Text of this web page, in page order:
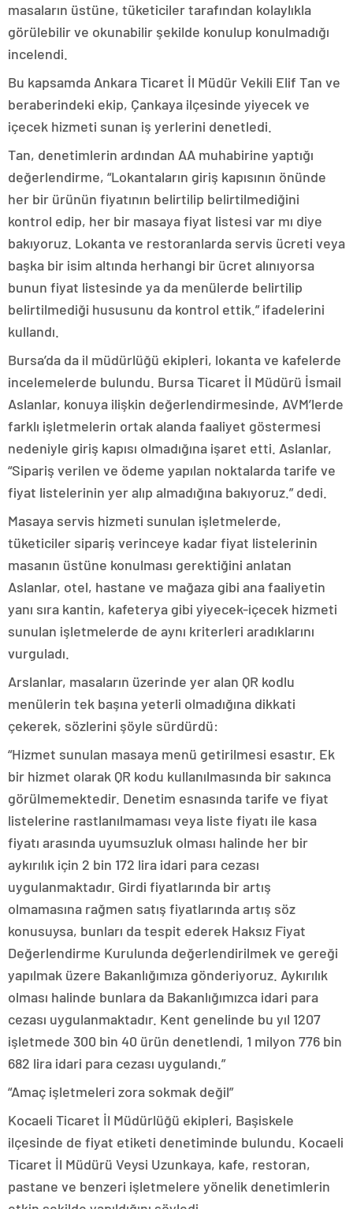
masaların üstüne, tüketiciler tarafından kolaylıkla
görülebilir ve okunabilir şekilde konulup konulmadığı
incelendi.
Bu kapsamda Ankara Ticaret İl Müdür Vekili Elif Tan ve
beraberindeki ekip, Çankaya ilçesinde yiyecek ve
içecek hizmeti sunan iş yerlerini denetledi.
Tan, denetimlerin ardından AA muhabirine yaptığı
değerlendirme, “Lokantaların giriş kapısının önünde
her bir ürünün fiyatının belirtilip belirtilmediğini
kontrol edip, her bir masaya fiyat listesi var mı diye
bakıyoruz. Lokanta ve restoranlarda servis ücreti veya
başka bir isim altında herhangi bir ücret alınıyorsa
bunun fiyat listesinde ya da menülerde belirtilip
belirtilmediği hususunu da kontrol ettik.” ifadelerini
kullandı.
Bursa’da da il müdürlüğü ekipleri, lokanta ve kafelerde
incelemelerde bulundu. Bursa Ticaret İl Müdürü İsmail
Aslanlar, konuya ilişkin değerlendirmesinde, AVM’lerde
farklı işletmelerin ortak alanda faaliyet göstermesi
nedeniyle giriş kapısı olmadığına işaret etti. Aslanlar,
“Sipariş verilen ve ödeme yapılan noktalarda tarife ve
fiyat listelerinin yer alıp almadığına bakıyoruz.” dedi.
Masaya servis hizmeti sunulan işletmelerde,
tüketiciler sipariş verinceye kadar fiyat listelerinin
masanın üstüne konulması gerektiğini anlatan
Aslanlar, otel, hastane ve mağaza gibi ana faaliyetin
yanı sıra kantin, kafeterya gibi yiyecek-içecek hizmeti
sunulan işletmelerde de aynı kriterleri aradıklarını
vurguladı.
Arslanlar, masaların üzerinde yer alan QR kodlu
menülerin tek başına yeterli olmadığına dikkati
çekerek, sözlerini şöyle sürdürdü:
“Hizmet sunulan masaya menü getirilmesi esastır. Ek
bir hizmet olarak QR kodu kullanılmasında bir sakınca
görülmemektedir. Denetim esnasında tarife ve fiyat
listelerine rastlanılmaması veya liste fiyatı ile kasa
fiyatı arasında uyumsuzluk olması halinde her bir
aykırılık için 2 bin 172 lira idari para cezası
uygulanmaktadır. Girdi fiyatlarında bir artış
olmamasına rağmen satış fiyatlarında artış söz
konusuysa, bunları da tespit ederek Haksız Fiyat
Değerlendirme Kurulunda değerlendirilmek ve gereği
yapılmak üzere Bakanlığımıza gönderiyoruz. Aykırılık
olması halinde bunlara da Bakanlığımızca idari para
cezası uygulanmaktadır. Kent genelinde bu yıl 1207
işletmede 300 bin 40 ürün denetlendi, 1 milyon 776 bin
682 lira idari para cezası uygulandı.”
“Amaç işletmeleri zora sokmak değil”
Kocaeli Ticaret İl Müdürlüğü ekipleri, Başiskele
ilçesinde de fiyat etiketi denetiminde bulundu. Kocaeli
Ticaret İl Müdürü Veysi Uzunkaya, kafe, restoran,
pastane ve benzeri işletmelere yönelik denetimlerin